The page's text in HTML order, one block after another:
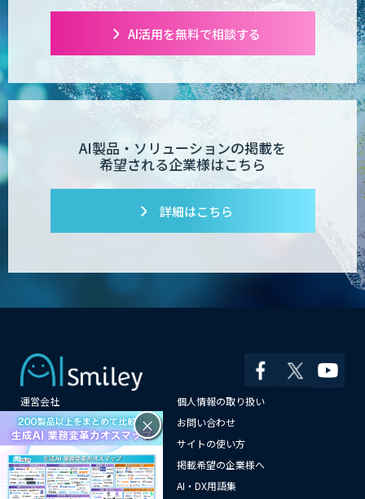
AI活用を無料で相談する
AI製品・ソリューションの掲載を
希望される企業様はこちら
詳細はこちら
運営会社
個人情報の取り扱い
よくある質問
お問い合わせ
メールマガジン登録
サイトの使い方
情報提供はこちらから
掲載希望の企業様へ
AI企業一覧
AI・DX用語集
×